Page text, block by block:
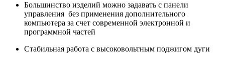
Большинство изделий можно задавать с панели
управления без применения дополнительного
компьютера за счет современной электронной и
программной частей
Стабильная работа с высоковольтным поджигом дуги